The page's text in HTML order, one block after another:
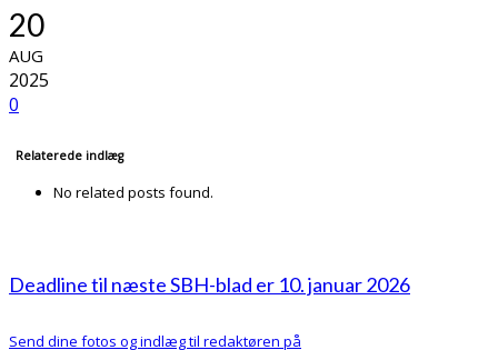
20
AUG
2025
0
Relaterede indlæg
No related posts found.
Deadline til næste SBH-blad er 10. januar 2026
Send dine fotos og indlæg til redaktøren på